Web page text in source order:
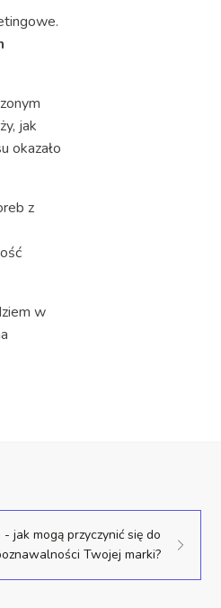
jak
okazało
z
w
jak mogą przyczynić się do
Twojej marki?